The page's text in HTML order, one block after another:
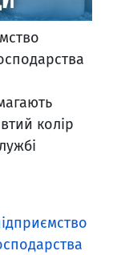
колір